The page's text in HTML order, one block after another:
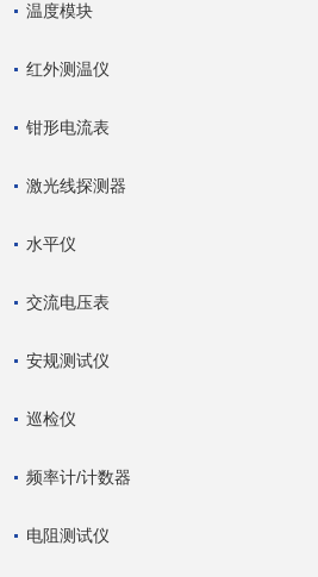
温度模块
红外测温仪
钳形电流表
激光线探测器
水平仪
交流电压表
安规测试仪
巡检仪
频率计/计数器
电阻测试仪